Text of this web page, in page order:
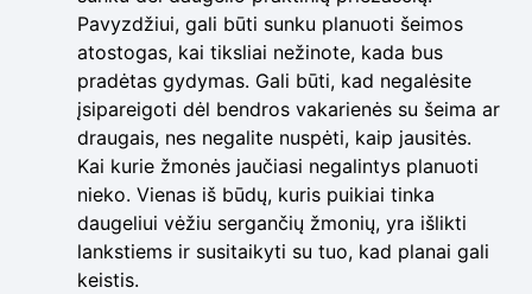
Pavyzdžiui, gali būti sunku planuoti šeimos
atostogas, kai tiksliai nežinote, kada bus
pradėtas gydymas. Gali būti, kad negalėsite
įsipareigoti dėl bendros vakarienės su šeima ar
draugais, nes negalite nuspėti, kaip jausitės.
Kai kurie žmonės jaučiasi negalintys planuoti
nieko. Vienas iš būdų, kuris puikiai tinka
daugeliui vėžiu sergančių žmonių, yra išlikti
lankstiems ir susitaikyti su tuo, kad planai gali
keistis.